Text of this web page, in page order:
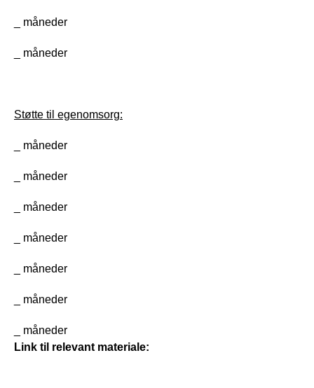
_ måneder
_ måneder
Støtte til egenomsorg:
_ måneder
_ måneder
_ måneder
_ måneder
_ måneder
_ måneder
_ måneder
Link til relevant materiale: